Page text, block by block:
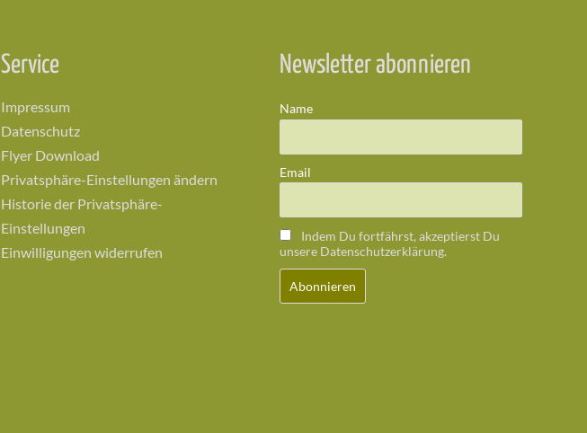
Service
Impressum
Datenschutz
Flyer Download
Privatsphäre-Einstellungen ändern
Historie der Privatsphäre-
Einstellungen
Einwilligungen widerrufen
Newsletter abonnieren
Name
Email
Indem Du fortfährst, akzeptierst Du
unsere Datenschutzerklärung.